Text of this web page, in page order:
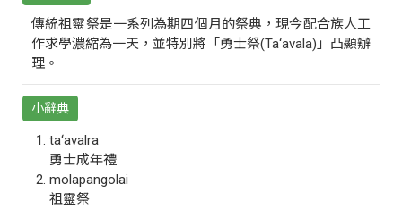
傳統祖靈祭是一系列為期四個月的祭典，現今配合族人工
作求學濃縮為一天，並特別將「勇士祭(Ta‘avala)」凸顯辦
理。
小辭典
ta‘avalra
勇士成年禮
molapangolai
祖靈祭